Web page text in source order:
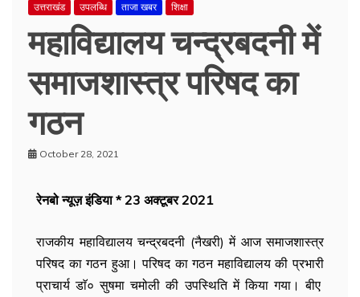
उत्तराखंड उपलब्धि ताजा खबर शिक्षा
महाविद्यालय चन्द्रबदनी में
समाजशास्त्र परिषद का
गठन
October 28, 2021
रेनबो न्यूज़ इंडिया * 23 अक्टूबर 2021
राजकीय महाविद्यालय चन्द्रबदनी (नैखरी) में आज समाजशास्त्र
परिषद का गठन हुआ। परिषद का गठन महाविद्यालय की प्रभारी
प्राचार्य डाॅ० सुषमा चमोली की उपस्थिति में किया गया। बीए